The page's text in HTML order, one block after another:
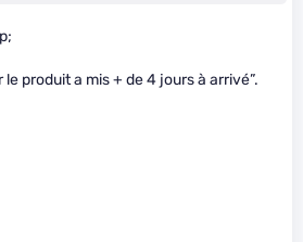
produit a mis + de 4 jours à arrivé”.